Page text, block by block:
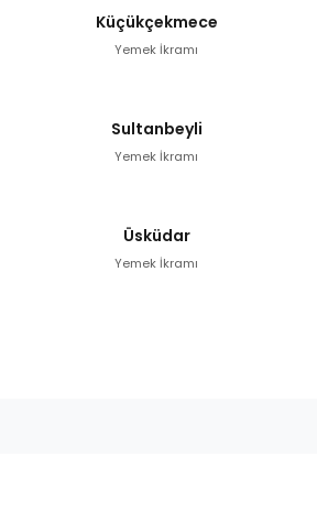
Küçükçekmece
Yemek İkramı
Sultanbeyli
Yemek İkramı
Üsküdar
Yemek İkramı